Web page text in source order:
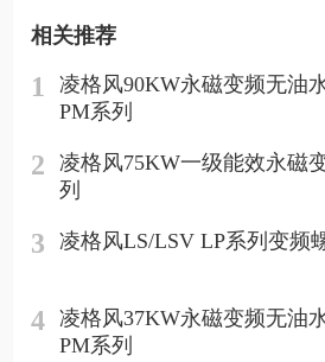
相关推荐
1
凌格风90KW永磁变频无油
PM系列
2
凌格风75KW一级能效永磁
列
3 凌格风LS/LSV LP系列变频
4
凌格风37KW永磁变频无油
PM系列